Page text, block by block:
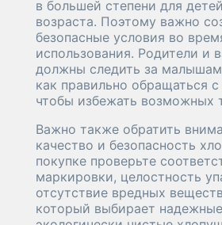
в большей степени для
возраста. Поэтому важно
безопасные условия во
использования. Родители и
должны следить за
как правильно обращаться
чтобы избежать возможных
Важно также обратить
качество и безопасность
покупке проверьте
маркировки, целостность
отсутствие вредных
который выбирает